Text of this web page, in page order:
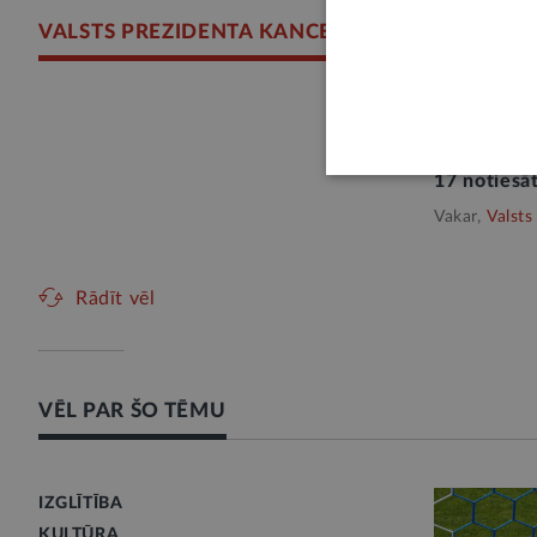
VALSTS PREZIDENTA KANCELEJA
17
Vakar, Valsts
Rādīt vēl
VĒL PAR ŠO TĒMU
IZGLĪTĪBA